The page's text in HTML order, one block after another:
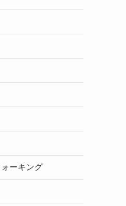
ーキング